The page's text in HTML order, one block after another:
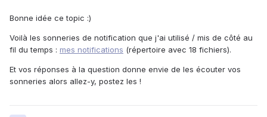
Bonne idée ce topic :)
Voilà les sonneries de notification que j'ai utilisé / mis de côté au
fil du temps : mes notifications (répertoire avec 18 fichiers).
Et vos réponses à la question donne envie de les écouter vos
sonneries alors allez-y, postez les !